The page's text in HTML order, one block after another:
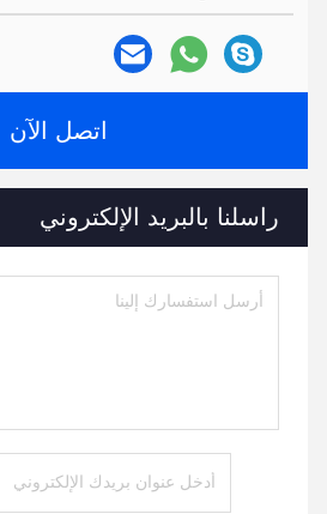
اتصل الآن
راسلنا بالبريد الإلكتروني